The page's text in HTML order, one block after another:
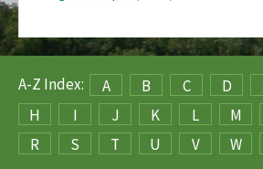
A-Z Index: A B C D
H
I J K L M
R
S T U V W